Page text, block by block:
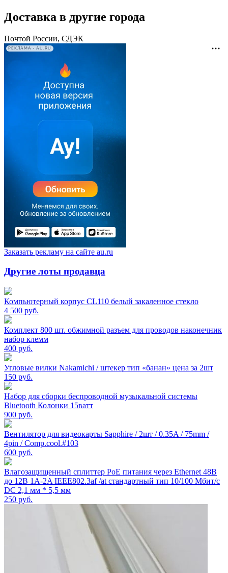
Доставка в другие города
Почтой России, СДЭК
РЕКЛАМА • AU.RU
Заказать рекламу на сайте au.ru
Другие лоты продавца
Компьютерный корпус CL110 белый закаленное стекло
4 500 руб.
Комплект 800 шт. обжимной разъем для проводов наконечник
набор клемм
400 руб.
Угловые вилки Nakamichi / штекер тип «банан» цена за 2шт
150 руб.
Набор для сборки беспроводной музыкальной системы
Bluetooth Колонки 15ватт
900 руб.
Вентилятор для видеокарты Sapphire / 2шт / 0.35A / 75mm /
4pin / Comp.cool.#103
600 руб.
Влагозащищенный сплиттер PoE питания через Ethernet 48В
до 12В 1A-2A IEEE802.3af /at стандартный тип 10/100 Мбит/с
DC 2,1 мм * 5,5 мм
250 руб.